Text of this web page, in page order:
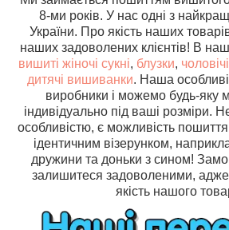
8-ми років. У нас одні з
України. Про якість наших
наших задоволених клієнтів! В
вишиті жіночі сукні, блузки,
дитячі вишиванки. Наша
виробники і можемо будь-яку
індивідуально під ваші
особливістю, є можливість пошиття
ідентичним візерунком,
дружини та доньки з сином!
залишитеся задоволеними,
якість нашого